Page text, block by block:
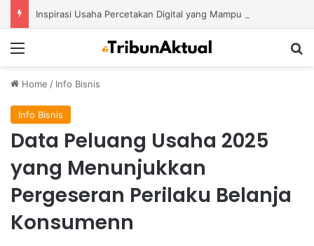
Home / Info Bisnis
Info Bisnis
Data Peluang Usaha 2025
yang Menunjukkan
Pergeseran Perilaku Belanja
Konsumenn